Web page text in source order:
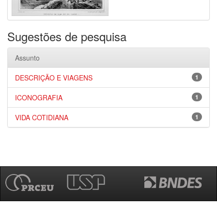
Sugestões de pesquisa
Assunto
1
DESCRIÇÃO E VIAGENS
1
ICONOGRAFIA
1
VIDA COTIDIANA